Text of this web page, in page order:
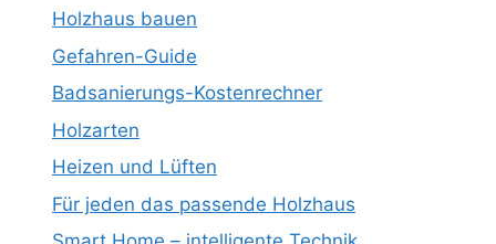
Holzhaus bauen
Gefahren-Guide
Badsanierungs-Kostenrechner
Holzarten
Heizen und Lüften
Für jeden das passende Holzhaus